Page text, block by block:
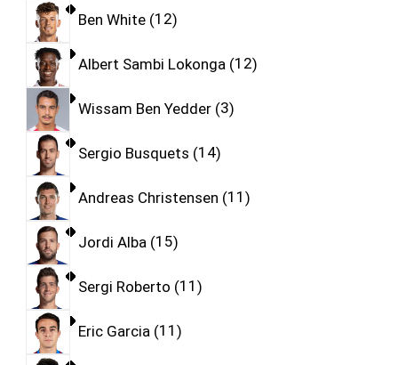
Ben White 12
Albert Sambi Lokonga 12
Wissam Ben Yedder 3
Sergio Busquets 14
Andreas Christensen 11
Jordi Alba 15
Sergi Roberto 11
Eric Garcia 11